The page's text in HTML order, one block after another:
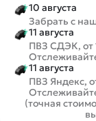
10 августа
Забрать с
11 августа
ПВЗ СДЭК, от
11 августа
ПВЗ Яндекс,
(точная